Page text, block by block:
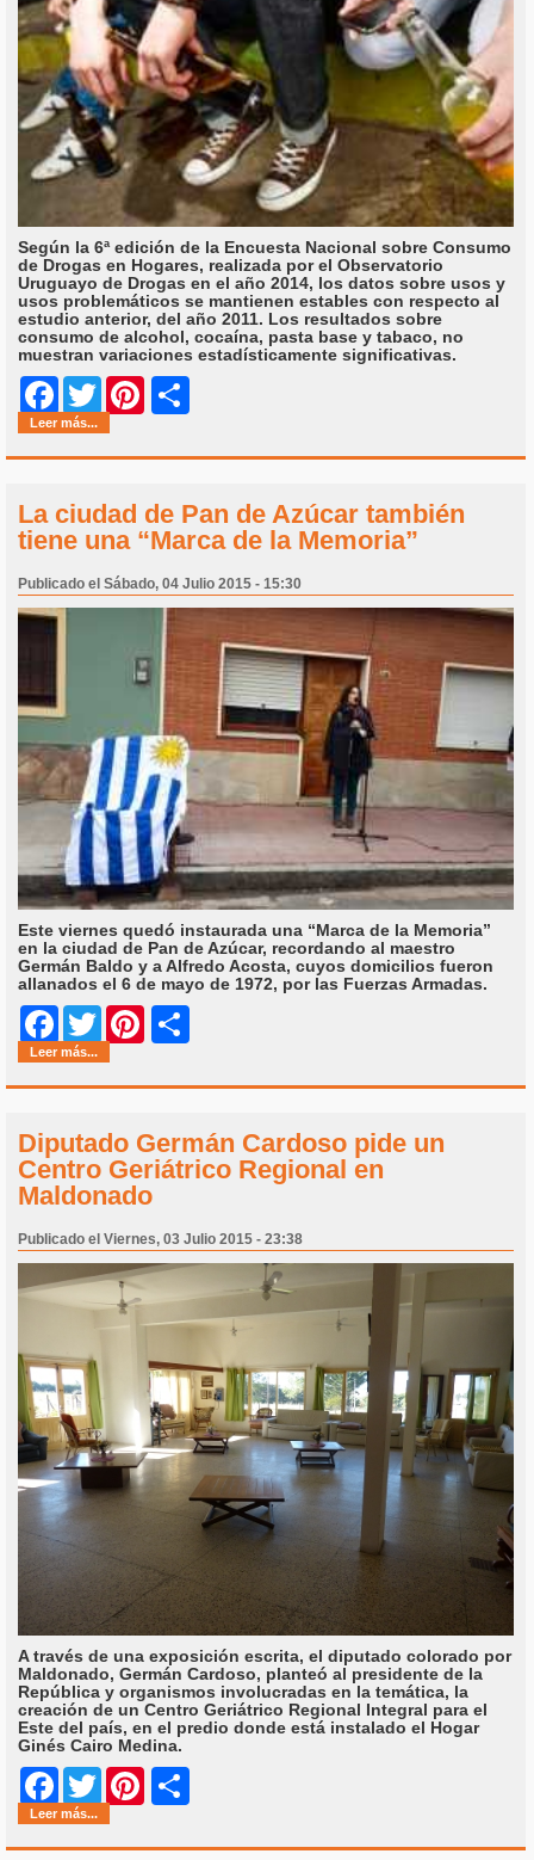
Según la 6ª edición de la Encuesta Nacional sobre Consumo
de Drogas en Hogares, realizada por el Observatorio
Uruguayo de Drogas en el año 2014, los datos sobre usos y
usos problemáticos se mantienen estables con respecto al
estudio anterior, del año 2011. Los resultados sobre
consumo de alcohol, cocaína, pasta base y tabaco, no
muestran variaciones estadísticamente significativas.
Facebook
Twitter Pinterest
Leer más...
La ciudad de Pan de Azúcar también
tiene una “Marca de la Memoria”
Publicado el Sábado, 04 Julio 2015 - 15:30
Este viernes quedó instaurada una “Marca de la Memoria”
en la ciudad de Pan de Azúcar, recordando al maestro
Germán Baldo y a Alfredo Acosta, cuyos domicilios fueron
allanados el 6 de mayo de 1972, por las Fuerzas Armadas.
Facebook
Twitter Pinterest
Leer más...
Diputado Germán Cardoso pide un
Centro Geriátrico Regional en
Maldonado
Publicado el Viernes, 03 Julio 2015 - 23:38
A través de una exposición escrita, el diputado colorado por
Maldonado, Germán Cardoso, planteó al presidente de la
República y organismos involucradas en la temática, la
creación de un Centro Geriátrico Regional Integral para el
Este del país, en el predio donde está instalado el Hogar
Ginés Cairo Medina.
Facebook
Twitter Pinterest
Leer más...